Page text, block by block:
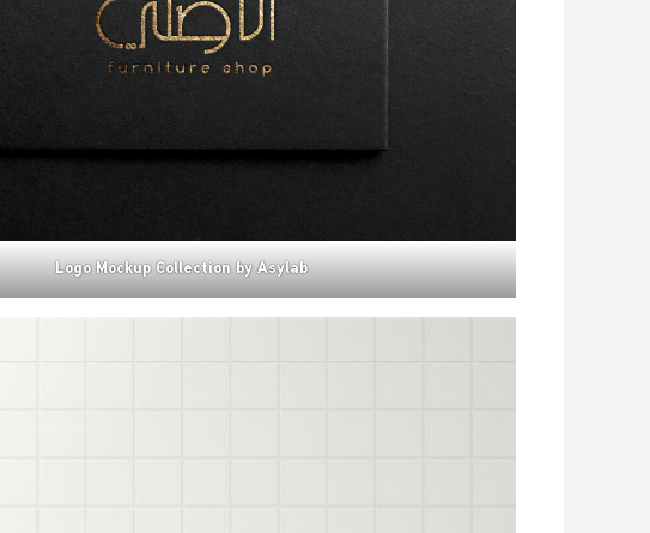
Logo Mockup Collection by Asylab